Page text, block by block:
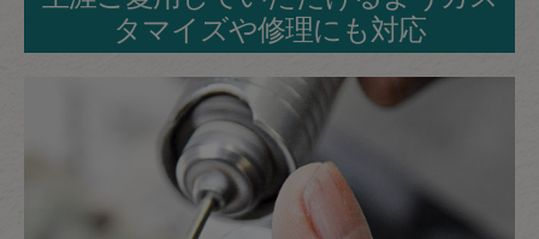
タマイズや修理にも対応